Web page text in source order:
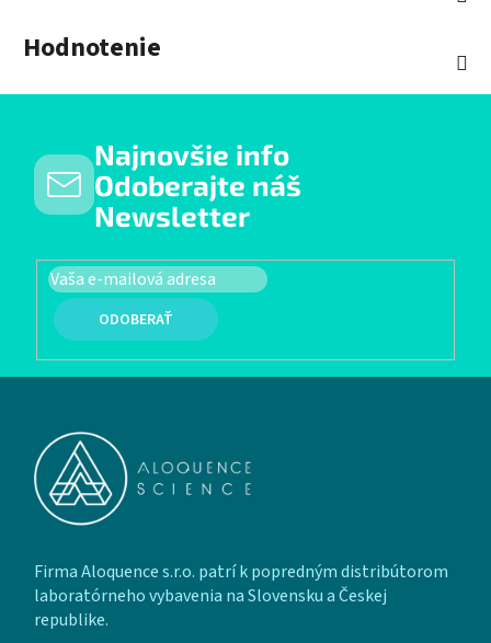
Hodnotenie
Najnovšie info
Odoberajte náš
Newsletter
PRIHLÁSIŤ SA
Firma Aloquence s.r.o. patrí k popredným distribútorom
laboratórneho vybavenia na Slovensku a Českej
republike.